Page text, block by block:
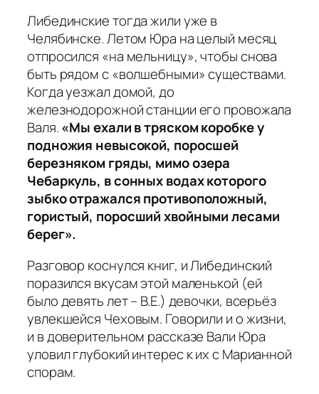
Либединские тогда жили уже в
Челябинске. Летом Юра на целый месяц
отпросился «на мельницу», чтобы снова
быть рядом с «волшебными» существами.
Когда уезжал домой, до
железнодорожной станции его провожала
Валя.«Мы ехали в тряском коробке у
подножия невысокой, поросшей
березняком гряды, мимо озера
Чебаркуль, в сонных водах которого
зыбко отражался противоположный,
гористый, поросший хвойными лесами
берег».
Разговор коснулся книг, и Либединский
поразился вкусам этой маленькой (ей
было девять лет – В.Е.) девочки, всерьёз
увлекшейся Чеховым. Говорили и о жизни,
и в доверительном рассказе Вали Юра
уловил глубокий интерес к их с Марианной
спорам.